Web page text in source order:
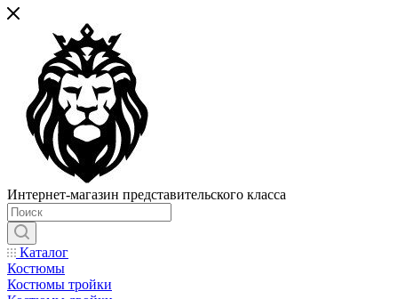
Интернет-магазин представительского класса
Каталог
Костюмы
Костюмы тройки